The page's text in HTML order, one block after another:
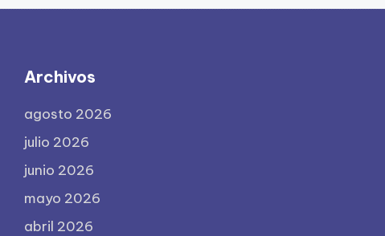
Archivos
agosto 2026
julio 2026
junio 2026
mayo 2026
abril 2026